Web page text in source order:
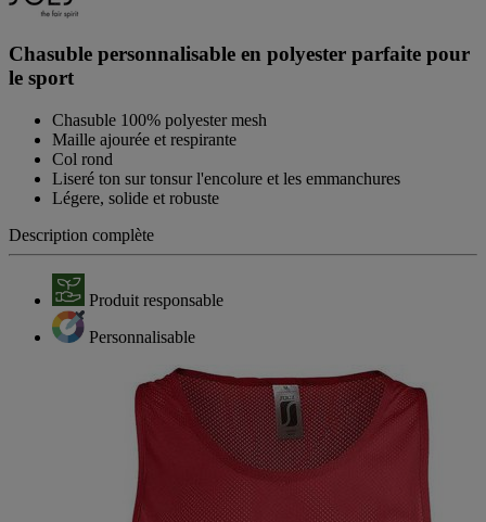
Chasuble personnalisable en polyester parfaite pour
le sport
Chasuble 100% polyester mesh
Maille ajourée et respirante
Col rond
Liseré ton sur tonsur l'encolure et les emmanchures
Légere, solide et robuste
Description complète
Produit responsable
Personnalisable